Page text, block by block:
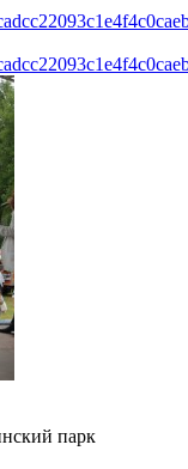
парк